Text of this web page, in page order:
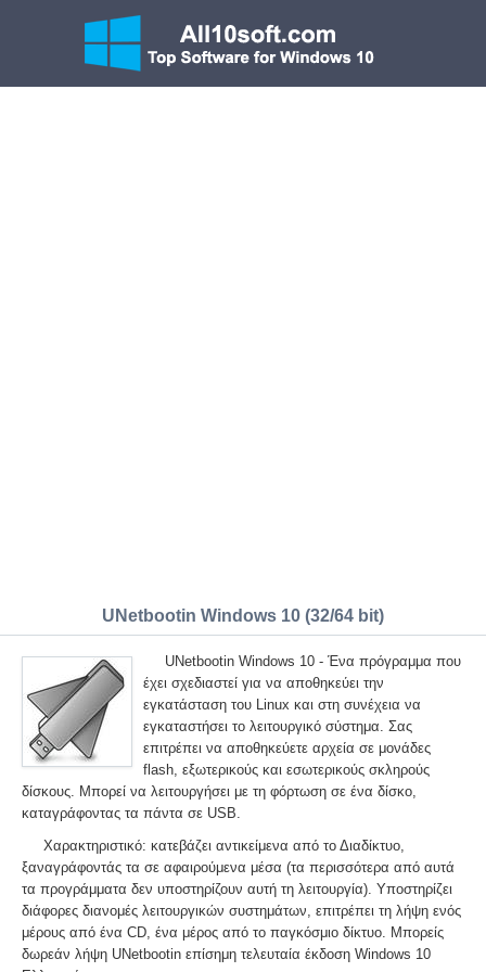
UNetbootin Windows 10 (32/64 bit)
UNetbootin Windows 10 - Ένα πρόγραμμα που
έχει σχεδιαστεί για να αποθηκεύει την
εγκατάσταση του Linux και στη συνέχεια να
εγκαταστήσει το λειτουργικό σύστημα. Σας
επιτρέπει να αποθηκεύετε αρχεία σε μονάδες
flash, εξωτερικούς και εσωτερικούς σκληρούς
δίσκους. Μπορεί να λειτουργήσει με τη φόρτωση σε ένα δίσκο,
καταγράφοντας τα πάντα σε USB.
Χαρακτηριστικό: κατεβάζει αντικείμενα από το Διαδίκτυο,
ξαναγράφοντάς τα σε αφαιρούμενα μέσα (τα περισσότερα από αυτά
τα προγράμματα δεν υποστηρίζουν αυτή τη λειτουργία). Υποστηρίζει
διάφορες διανομές λειτουργικών συστημάτων, επιτρέπει τη λήψη ενός
μέρους από ένα CD, ένα μέρος από το παγκόσμιο δίκτυο. Μπορείς
δωρεάν λήψη UNetbootin επίσημη τελευταία έκδοση Windows 10